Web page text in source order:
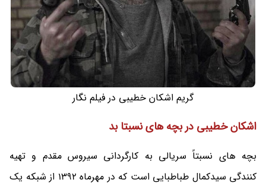
گریم اشکان خطیبی در فیلم نگار
اشکان خطیبی در بچه های نسبتا بد
بچه های نسبتاً سریالی به کارگردانی سیروس مقدم و تهیه
کنندگی سیدکمال طباطبایی است که در مهرماه 1392 از شبکه یک